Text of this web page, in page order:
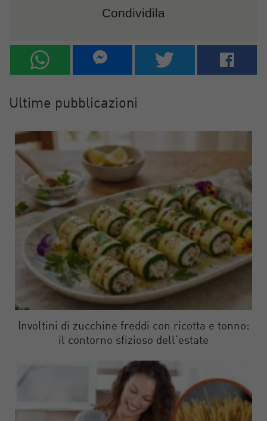
Condividila
Ultime pubblicazioni
Involtini di zucchine freddi con ricotta e tonno:
il contorno sfizioso dell’estate